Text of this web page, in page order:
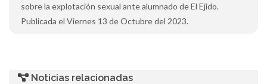
sobre la explotación sexual ante alumnado de El Ejido.
Publicada el Viernes 13 de Octubre del 2023.
Noticias relacionadas